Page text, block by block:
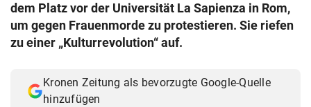
dem Platz vor der Universität La Sapienza in Rom,
um gegen Frauenmorde zu protestieren. Sie riefen
zu einer „Kulturrevolution“ auf.
Kronen Zeitung als bevorzugte Google-Quelle
hinzufügen